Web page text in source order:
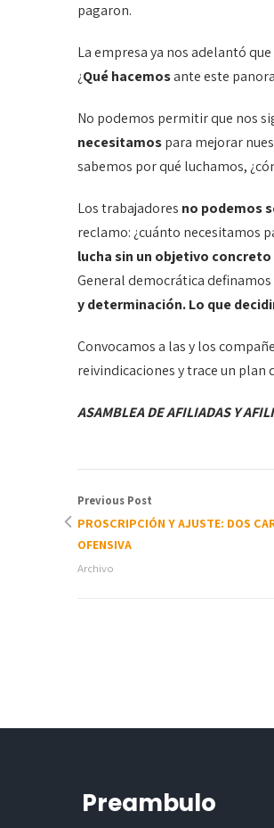
pagaron.
La empresa ya nos adelantó que
¿Qué hacemosante este
No podemos permitir que nos
necesitamospara mejorar
sabemos por qué luchamos,
Los trabajadores no podemos
reclamo: ¿cuánto necesitamos
lucha sin un objetivo
General democrática
y determinación. Lo que
Convocamos a las y los
reivindicaciones y trace un plan
ASAMBLEA DE AFILIADAS Y
Previous Post
PROSCRIPCIÓN Y AJUSTE: DOS
OFENSIVA
Archivo
Preambulo